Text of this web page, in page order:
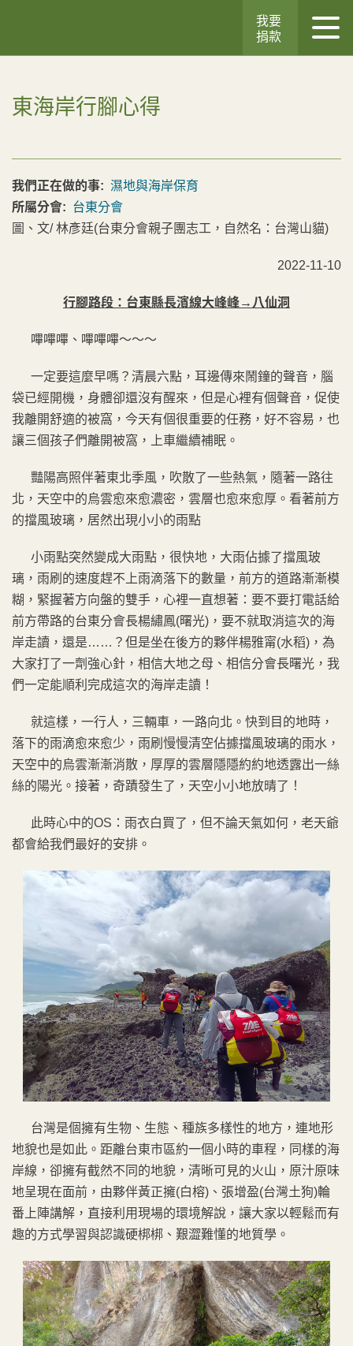
我要
捐款
東海岸行腳心得
我們正在做的事: 濕地與海岸保育
所屬分會: 台東分會
圖、文/ 林彥廷(台東分會親子團志工，自然名：台灣山貓)
2022-11-10
行腳路段：台東縣長濱線大峰峰→八仙洞
嗶嗶嗶、嗶嗶嗶～～～
一定要這麼早嗎？清晨六點，耳邊傳來鬧鐘的聲音，腦
袋已經開機，身體卻還沒有醒來，但是心裡有個聲音，促使
我離開舒適的被窩，今天有個很重要的任務，好不容易，也
讓三個孩子們離開被窩，上車繼續補眠。
豔陽高照伴著東北季風，吹散了一些熱氣，隨著一路往
北，天空中的烏雲愈來愈濃密，雲層也愈來愈厚。看著前方
的擋風玻璃，居然出現小小的雨點
小雨點突然變成大雨點，很快地，大雨佔據了擋風玻
璃，雨刷的速度趕不上雨滴落下的數量，前方的道路漸漸模
糊，緊握著方向盤的雙手，心裡一直想著：要不要打電話給
前方帶路的台東分會長楊繡鳳(曙光)，要不就取消這次的海
岸走讀，還是……？但是坐在後方的夥伴楊雅甯(水稻)，為
大家打了一劑強心針，相信大地之母、相信分會長曙光，我
們一定能順利完成這次的海岸走讀！
就這樣，一行人，三輛車，一路向北。快到目的地時，
落下的雨滴愈來愈少，雨刷慢慢清空佔據擋風玻璃的雨水，
天空中的烏雲漸漸消散，厚厚的雲層隱隱約約地透露出一絲
絲的陽光。接著，奇蹟發生了，天空小小地放晴了！
此時心中的OS：雨衣白買了，但不論天氣如何，老天爺
都會給我們最好的安排。
台灣是個擁有生物、生態、種族多樣性的地方，連地形
地貌也是如此。距離台東市區約一個小時的車程，同樣的海
岸線，卻擁有截然不同的地貌，清晰可見的火山，原汁原味
地呈現在面前，由夥伴黃正擁(白榕)、張增盈(台灣土狗)輪
番上陣講解，直接利用現場的環境解說，讓大家以輕鬆而有
趣的方式學習與認識硬梆梆、艱澀難懂的地質學。